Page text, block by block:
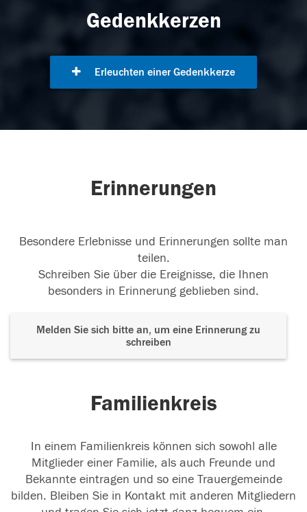
Gedenkkerzen
Erleuchten einer Gedenkkerze
Erinnerungen
Besondere Erlebnisse und Erinnerungen sollte man
teilen.
Schreiben Sie über die Ereignisse, die Ihnen
besonders in Erinnerung geblieben sind.
Melden Sie sich bitte an, um eine Erinnerung zu
schreiben
Familienkreis
In einem Familienkreis können sich sowohl alle
Mitglieder einer Familie, als auch Freunde und
Bekannte eintragen und so eine Trauergemeinde
bilden. Bleiben Sie in Kontakt mit anderen Mitgliedern